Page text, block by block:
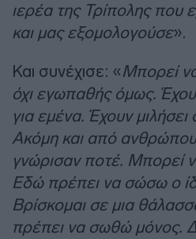
ιερέα της Τρίπολης που
και μας εξομολογούσε».
Και συνέχισε: «Μπορεί
όχι εγωπαθής όμως.
για εμένα. Έχουν
Ακόμη και από
γνώρισαν ποτέ. Μπορεί
Εδώ πρέπει να σώσω ο
Βρίσκομαι σε μια
πρέπει να σωθώ μόνος.